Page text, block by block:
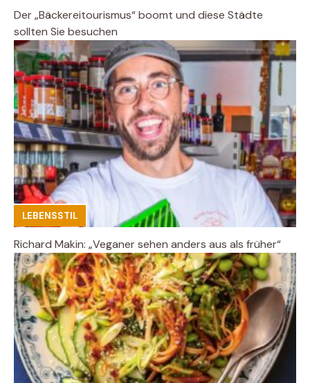
Der „Bäckereitourismus“ boomt und diese Städte
sollten Sie besuchen
LEBENSSTIL
Richard Makin: „Veganer sehen anders aus als früher“